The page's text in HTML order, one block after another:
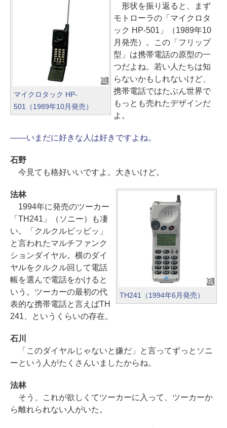
マイクロタック HP-
501（1989年10月発売）
形状を振り返ると、まず
モトローラの「マイクロタ
ック HP-501」（1989年10
月発売）。この「フリップ
型」は携帯電話の原型の一
つだよね。若い人たちは知
らないかもしれないけど、
携帯電話ではたぶん世界で
もっとも売れたデザインだ
よ。
――いまだに好きな人は好きですよね。
石野
今見ても格好いいですよ。大きいけど。
TH241（1994年6月発売）
法林
1994年に発売のツーカー
「TH241」（ソニー）も凄
い。「クルクルピッピッ」
と言われたマルチファンク
ションダイヤル。横のダイ
ヤルをクルクル回して電話
帳を選んで電話をかけると
いう。ツーカーの最初の代
表的な携帯電話と言えばTH
241、というくらいの存在。
石川
「このダイヤルじゃないと嫌だ」と言ってずっとソニ
ーという人がたくさんいましたからね。
法林
そう、これが欲しくてツーカーに入って、ツーカーか
ら離れられない人がいた。